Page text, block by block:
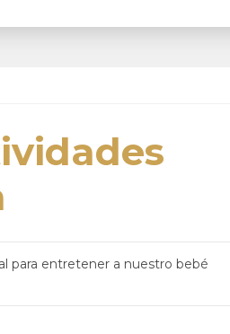
para entretener a nuestro bebé